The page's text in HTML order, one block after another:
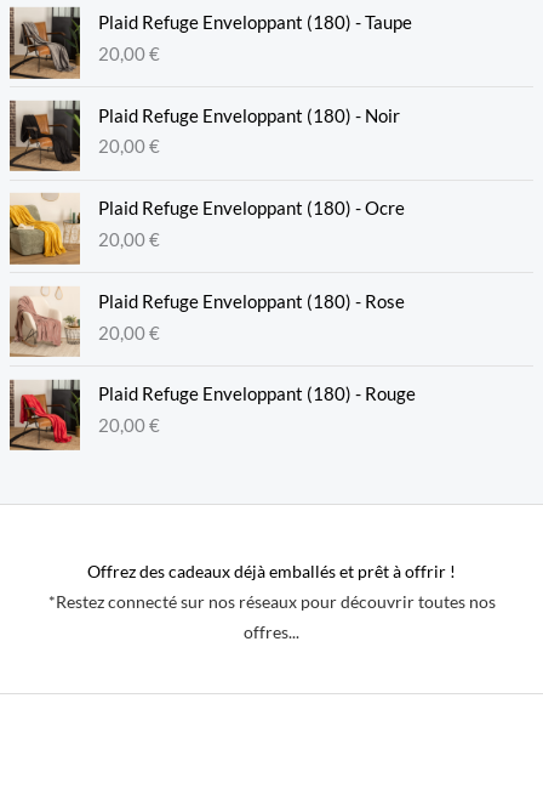
Plaid Refuge Enveloppant (180) - Taupe
20,00€
Plaid Refuge Enveloppant (180) - Noir
20,00€
Plaid Refuge Enveloppant (180) - Ocre
20,00€
Plaid Refuge Enveloppant (180) - Rose
20,00€
Plaid Refuge Enveloppant (180) - Rouge
20,00€
Offrez des cadeaux déjà emballés et prêt à offrir !
*Restez connecté sur nos réseaux pour découvrir toutes nos
offres...